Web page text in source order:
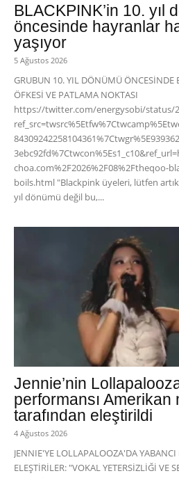
BLACKPINK’in 10. yıl
öncesinde hayranlar
yaşıyor
5 Ağustos 2026
GRUBUN 10. YIL DÖNÜMÜ
ÖFKESİ VE PATLAMA NOKTASI
https://twitter.com/energysobi/status/
choa.com%2F2026%2F08%2Ftheqoo-
boils.html "Blackpink üyeleri, lütfen
yıl dönümü değil bu,...
Jennie’nin
performansı Amerikan
tarafından eleştirildi
4 Ağustos 2026
JENNIE'YE LOLLAPALOOZA'DA
ELEŞTİRİLER: "VOKAL YETERSİZLİĞİ VE